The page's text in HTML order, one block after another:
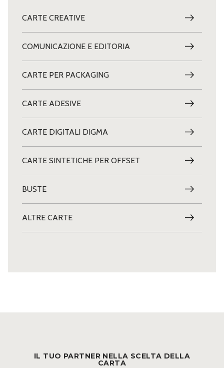
CARTE CREATIVE
COMUNICAZIONE E EDITORIA
CARTE PER PACKAGING
CARTE ADESIVE
CARTE DIGITALI DIGMA
CARTE SINTETICHE PER OFFSET
BUSTE
ALTRE CARTE
IL TUO PARTNER NELLA SCELTA DELLA
CARTA